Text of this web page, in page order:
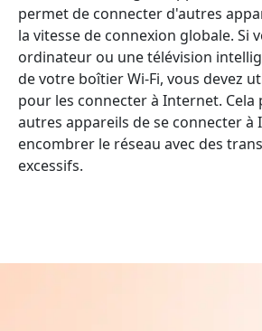
permet de connecter d'autres
la vitesse de connexion globale. Si
ordinateur ou une télévision
de votre boîtier Wi-Fi, vous devez
pour les connecter à Internet. Cela
autres appareils de se connecter à
encombrer le réseau avec des
excessifs.